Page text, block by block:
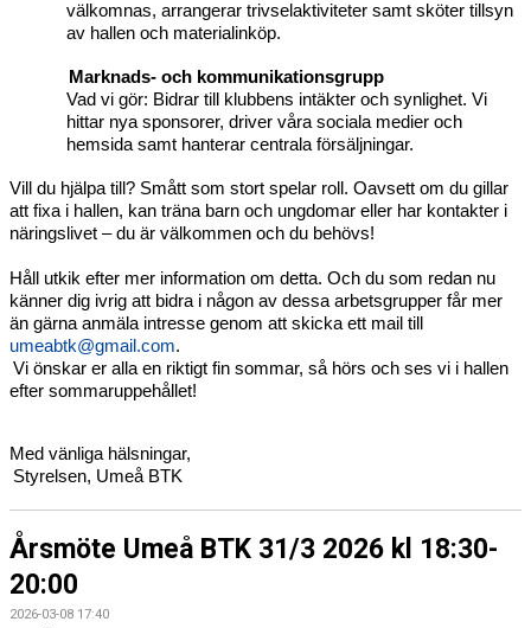
välkomnas, arrangerar trivselaktiviteter samt sköter tillsyn
av hallen och materialinköp.
Marknads- och kommunikationsgrupp
Vad vi gör: Bidrar till klubbens intäkter och synlighet. Vi
hittar nya sponsorer, driver våra sociala medier och
hemsida samt hanterar centrala försäljningar.
Vill du hjälpa till? Smått som stort spelar roll. Oavsett om du gillar
att fixa i hallen, kan träna barn och ungdomar eller har kontakter i
näringslivet – du är välkommen och du behövs!
Håll utkik efter mer information om detta. Och du som redan nu
känner dig ivrig att bidra i någon av dessa arbetsgrupper får mer
umeabtk@gmail.com.
Vi önskar er alla en riktigt fin sommar, så hörs och ses vi i hallen
efter sommaruppehållet!
Med vänliga hälsningar,
Styrelsen, Umeå BTK
Årsmöte Umeå BTK 31/3 2026 kl 18:30-
20:00
2026-03-08 17:40